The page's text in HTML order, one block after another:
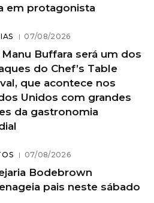
em protagonista
07/08/2026
Manu Buffara será um dos
do Chef’s Table
que acontece nos
Unidos com grandes
da gastronomia
07/08/2026
Bodebrown
pais neste sábado